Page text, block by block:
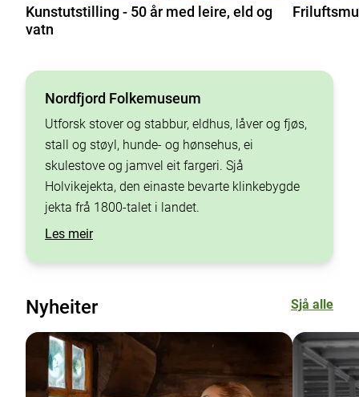
Kunstutstilling - 50 år med leire, eld og
vatn
Nordfjord Folkemuseum
Utforsk stover og stabbur, eldhus, låver og fjøs,
stall og støyl, hunde- og hønsehus, ei
skulestove og jamvel eit fargeri. Sjå
Holvikejekta, den einaste bevarte klinkebygde
jekta frå 1800-talet i landet.
Les meir
Nyheiter Sjå alle
Siste nyheitssaker